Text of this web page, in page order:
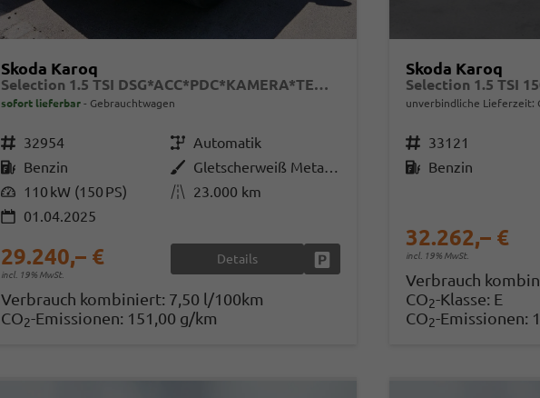
Skoda Karoq
Selection 1.5 TSI DSG*ACC*PDC*KAMERA*TEMPOMAT*LED*SMARTLINK*KLIMA*RADIO*17-ZOLL
sofort lieferbar Gebrauchtwagen
Fahrzeugnr. 32954 GetriebeAutomatik
Kraftstoff Benzin Außenfarbe
Gletscherweiß Metallic
Leistung 110 kW (150 PS) Kilometerstand 23.000 km
01.04.2025
29.240,– €
incl. 19% MwSt.
Details Fahrzeug parken
Verbrauch kombiniert: 7,50 l/100km
CO2-Emissionen: 151,00 g/km
Skoda Karoq
Selection 1.5 TSI
unverbindliche Lieferzeit:
Fahrzeugnr. 33121
Kraftstoff Benzin
32.262,– €
incl. 19% MwSt.
Verbrauch
CO2-Klasse: E
CO2-Emissionen: